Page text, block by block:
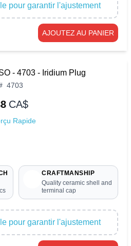
pour garantir l'ajustement
AJOUTEZ AU PANIER
- 4703 - Iridium Plug
4703
CA$
Rapide
CRAFTMANSHIP
Quality ceramic shell and
terminal cap
pour garantir l'ajustement